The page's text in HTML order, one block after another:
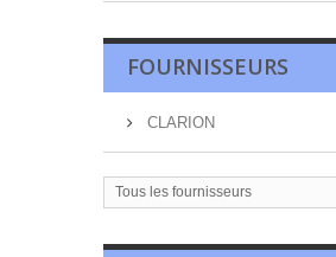
FOURNISSEURS
CLARION
Tous les fournisseurs